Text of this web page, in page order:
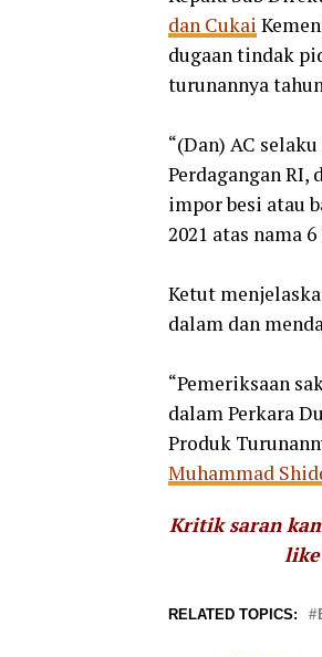
dan Cukai
dugaan tindak
turunannya
“(Dan) AC
Perdagangan
impor besi atau
2021 atas nama
Ketut
dalam dan
“Pemeriksaan
dalam Perkara
Produk
Muhammad
Kritik saran
like
RELATED TOPICS: